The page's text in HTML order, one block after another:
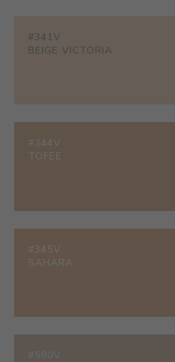
#341V
BEIGE VICTORIA
#344V
TOFEE
#345V
SAHARA
#580V